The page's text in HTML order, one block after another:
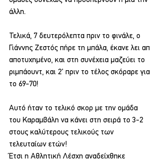
άλλη.
Τελικά, 7 δευτερόλεπτα πριν το φινάλε, ο
Γιάννης Ζεστός πήρε τη μπάλα, έκανε λει απ
αποτυχημένο, και στη συνέχεια μαζεύει το
ριμπάουντ, και 2' πριν το τέλος σκόραρε για
το 69-70!
Αυτό ήταν το τελικό σκορ με την ομάδα
του Καραμβάλη να κάνει στη σειρά το 3-2
στους καλύτερους τελικούς των
τελευταίων ετών!
Έτσι η Αθλητική Λέσχη αναδείχθηκε